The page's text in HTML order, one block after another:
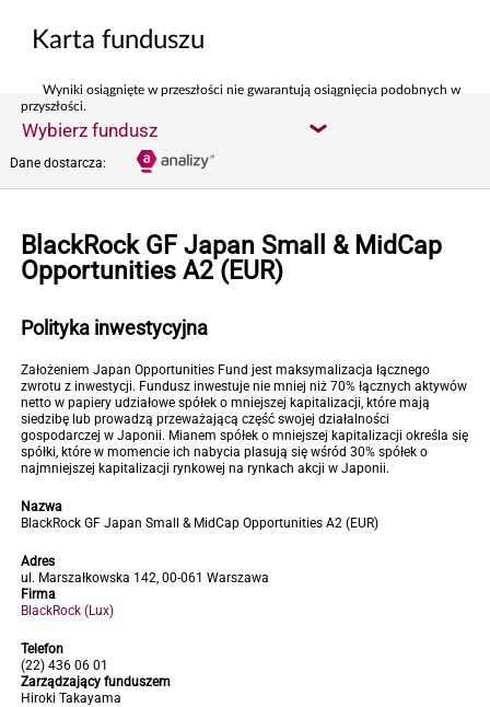
Karta funduszu
Wyniki osiągnięte w przeszłości nie gwarantują osiągnięcia podobnych w
przyszłości.
Wybierz fundusz
Dane dostarcza:
BlackRock GF Japan Small & MidCap
Opportunities A2 (EUR)
Polityka inwestycyjna
Założeniem Japan Opportunities Fund jest maksymalizacja łącznego
zwrotu z inwestycji. Fundusz inwestuje nie mniej niż 70% łącznych aktywów
netto w papiery udziałowe spółek o mniejszej kapitalizacji, które mają
siedzibę lub prowadzą przeważającą część swojej działalności
gospodarczej w Japonii. Mianem spółek o mniejszej kapitalizacji określa się
spółki, które w momencie ich nabycia plasują się wśród 30% spółek o
najmniejszej kapitalizacji rynkowej na rynkach akcji w Japonii.
Nazwa
BlackRock GF Japan Small & MidCap Opportunities A2 (EUR)
Adres
ul. Marszałkowska 142, 00-061 Warszawa
Firma
BlackRock (Lux)
Telefon
(22) 436 06 01
Zarządzający funduszem
Hiroki Takayama